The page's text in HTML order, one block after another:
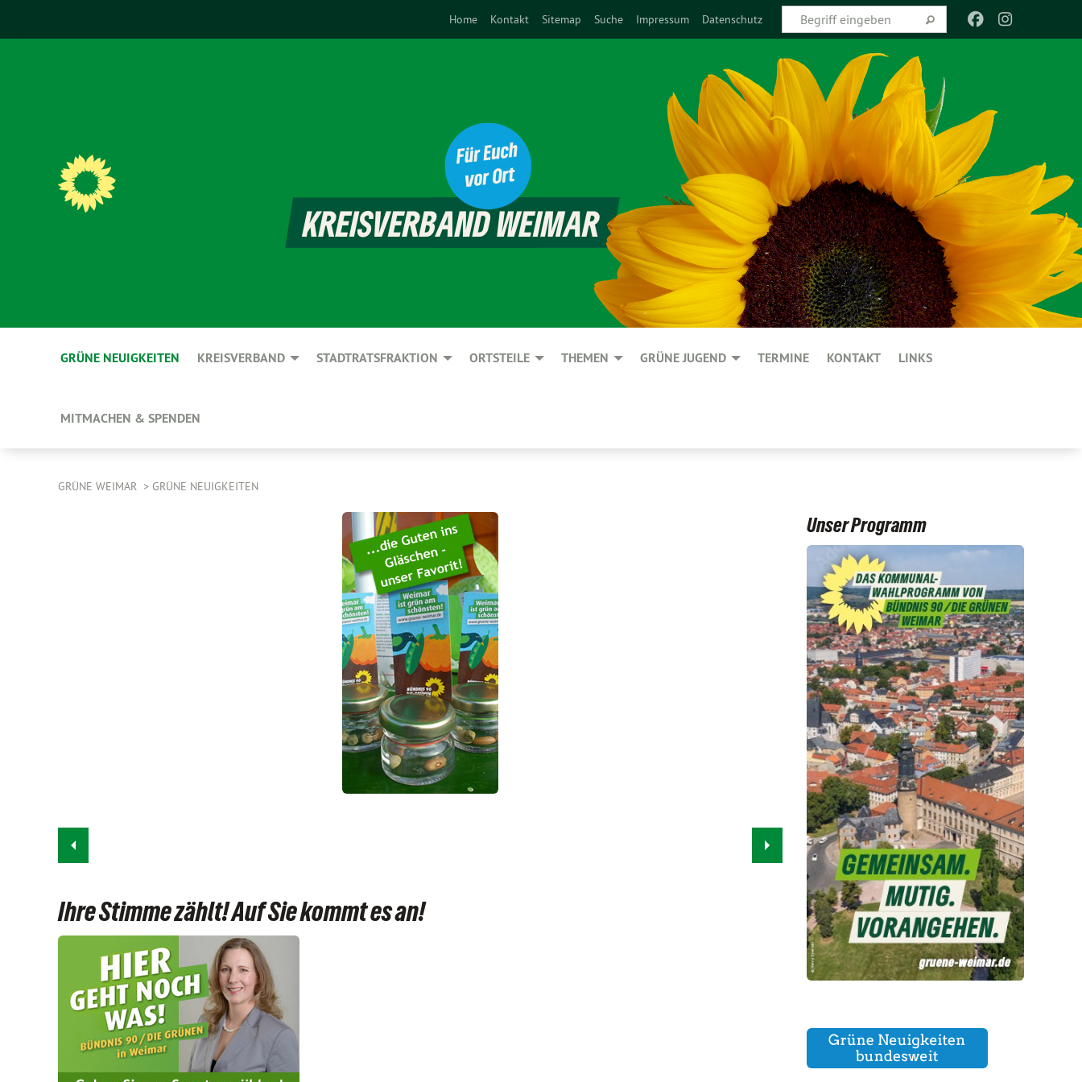
Home Kontakt Sitemap Suche Impressum Datenschutz
GRÜNE NEUIGKEITEN KREISVERBAND STADTRATSFRAKTION ORTSTEILE THEMEN GRÜNE JUGEND TERMINE KONTAKT LINKS
MITMACHEN & SPENDEN
GRÜNE WEIMAR GRÜNE NEUIGKEITEN
Ihre Stimme zählt! Auf Sie kommt es an!
Unser Programm